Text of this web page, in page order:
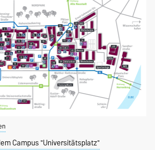
Campus "Universitätsplatz"